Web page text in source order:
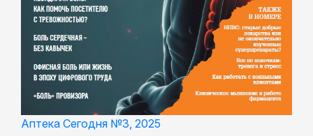
Аптека Сегодня №3, 2025